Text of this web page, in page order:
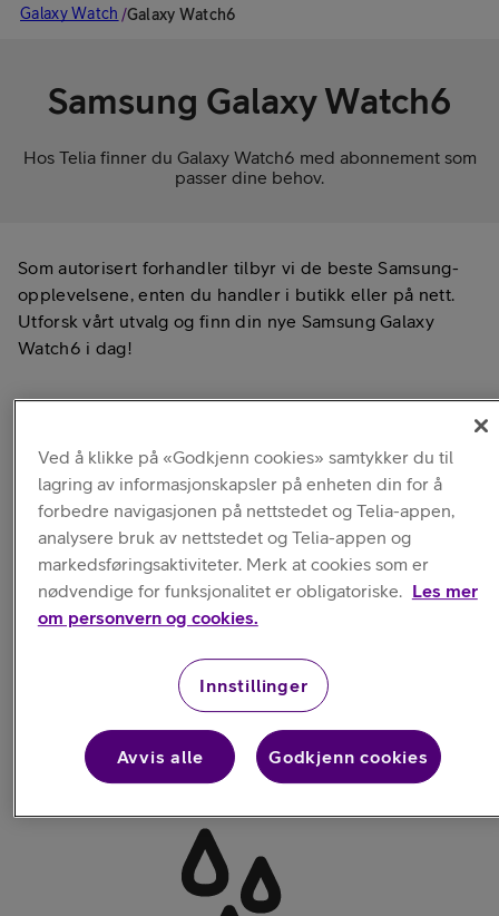
Galaxy Watch /Galaxy Watch6
Samsung Galaxy Watch6
Hos Telia finner du Galaxy Watch6 med abonnement som
passer dine behov.
Som autorisert forhandler tilbyr vi de beste Samsung-
opplevelsene, enten du handler i butikk eller på nett.
Utforsk vårt utvalg og finn din nye Samsung Galaxy
Watch6 i dag!​
Watch6
Lekkert design
Velg mellom mange urskivemotiv – bytt reim etter
antrekket
Ved å klikke på «Godkjenn cookies» samtykker du til
lagring av informasjonskapsler på enheten din for å
forbedre navigasjonen på nettstedet og Telia-appen,
analysere bruk av nettstedet og Telia-appen og
markedsføringsaktiviteter. Merk at cookies som er
nødvendige for funksjonalitet er obligatoriske. Les mer
om personvern og cookies.
Innstillinger
Avvis alle Godkjenn cookies